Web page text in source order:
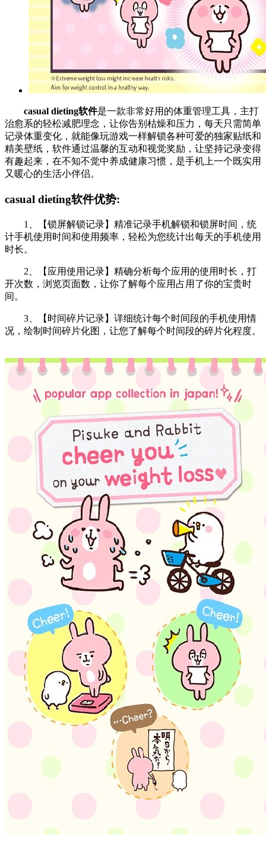
casual dieting软件是一款非常好用的体重管理工具，主打
治愈系的轻松减肥理念，让你告别枯燥和压力，每天只需简单
记录体重变化，就能像玩游戏一样解锁各种可爱的独家贴纸和
精美壁纸，软件通过温馨的互动和视觉奖励，让坚持记录变得
有趣起来，在不知不觉中养成健康习惯，是手机上一个既实用
又暖心的生活小伴侣。
casual dieting软件优势:
1、【锁屏解锁记录】精准记录手机解锁和锁屏时间，统
计手机使用时间和使用频率，轻松为您统计出每天的手机使用
时长。
2、【应用使用记录】精确分析每个应用的使用时长，打
开次数，浏览页面数，让你了解每个应用占用了你的宝贵时
间。
3、【时间碎片记录】详细统计每个时间段的手机使用情
况，绘制时间碎片化图，让您了解每个时间段的碎片化程度。